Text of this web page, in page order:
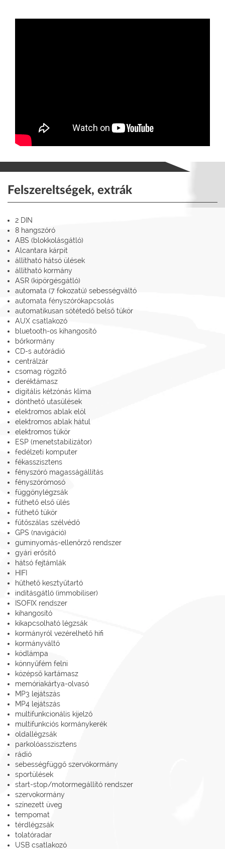
Felszereltségek, extrák
2 DIN
8 hangszóró
ABS (blokkolásgátló)
Alcantara kárpit
állítható hátsó ülések
állítható kormány
ASR (kipörgésgátló)
automata (7 fokozatú) sebességváltó
automata fényszórókapcsolás
automatikusan sötétedő belső tükör
AUX csatlakozó
bluetooth-os kihangosító
bőrkormány
CD-s autórádió
centrálzár
csomag rögzítő
deréktámasz
digitális kétzónás klíma
dönthető utasülések
elektromos ablak elöl
elektromos ablak hátul
elektromos tükör
ESP (menetstabilizátor)
fedélzeti komputer
fékasszisztens
fényszóró magasságállítás
fényszórómosó
függönylégzsák
fűthető első ülés
fűthető tükör
fűtőszálas szélvédő
GPS (navigáció)
guminyomás-ellenőrző rendszer
gyári erősítő
hátsó fejtámlák
HIFI
hűthető kesztyűtartó
indításgátló (immobiliser)
ISOFIX rendszer
kihangosító
kikapcsolható légzsák
kormányról vezérelhető hifi
kormányváltó
ködlámpa
könnyűfém felni
középső kartámasz
memóriakártya-olvasó
MP3 lejátszás
MP4 lejátszás
multifunkcionális kijelző
multifunkciós kormánykerék
oldallégzsák
parkolóasszisztens
rádió
sebességfüggő szervókormány
sportülések
start-stop/motormegállító rendszer
szervokormány
színezett üveg
tempomat
térdlégzsák
tolatóradar
USB csatlakozó